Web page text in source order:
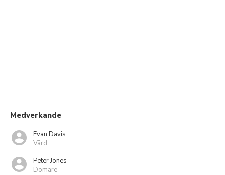
Medverkande
Evan Davis
Värd
Peter Jones
Domare